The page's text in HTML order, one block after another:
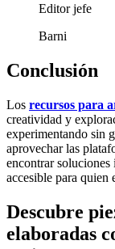
Editor jefe
Barni
Conclusión
Los recursos para
creatividad y
experimentando sin
aprovechar las
encontrar soluciones
accesible para quien
Descubre
elaboradas